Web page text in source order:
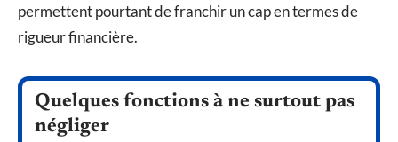
permettent pourtant de franchir un cap en termes de
rigueur financière.
Quelques fonctions à ne surtout pas
négliger